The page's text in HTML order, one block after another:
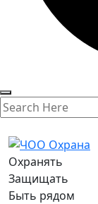
Охранять
Защищать
Быть рядом